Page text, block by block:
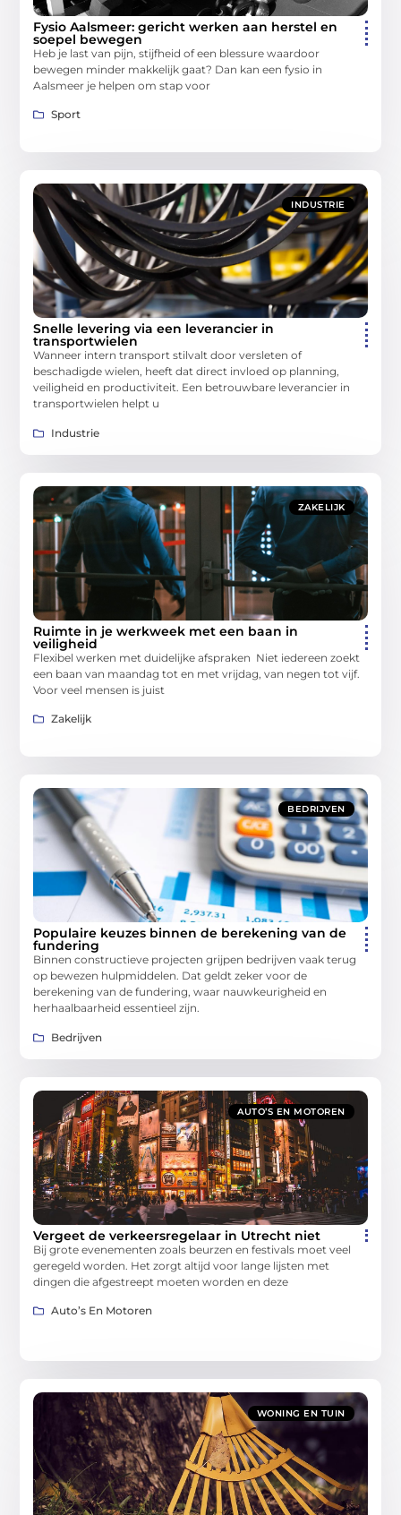
Fysio Aalsmeer: gericht werken aan herstel en
soepel bewegen
Heb je last van pijn, stijfheid of een blessure waardoor
bewegen minder makkelijk gaat? Dan kan een fysio in
Aalsmeer je helpen om stap voor
Sport
INDUSTRIE
Snelle levering via een leverancier in
transportwielen
Wanneer intern transport stilvalt door versleten of
beschadigde wielen, heeft dat direct invloed op planning,
veiligheid en productiviteit. Een betrouwbare leverancier in
transportwielen helpt u
Industrie
ZAKELIJK
Ruimte in je werkweek met een baan in
veiligheid
Flexibel werken met duidelijke afspraken Niet iedereen zoekt
een baan van maandag tot en met vrijdag, van negen tot vijf.
Voor veel mensen is juist
Zakelijk
BEDRIJVEN
Populaire keuzes binnen de berekening van de
fundering
Binnen constructieve projecten grijpen bedrijven vaak terug
op bewezen hulpmiddelen. Dat geldt zeker voor de
berekening van de fundering, waar nauwkeurigheid en
herhaalbaarheid essentieel zijn.
Bedrijven
AUTO’S EN MOTOREN
Vergeet de verkeersregelaar in Utrecht niet
Bij grote evenementen zoals beurzen en festivals moet veel
geregeld worden. Het zorgt altijd voor lange lijsten met
dingen die afgestreept moeten worden en deze
Auto’s En Motoren
WONING EN TUIN